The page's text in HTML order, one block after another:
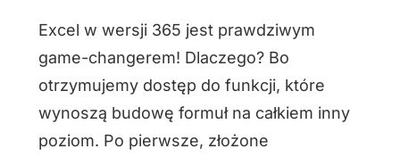
Excel w wersji 365 jest prawdziwym
game-changerem! Dlaczego? Bo
otrzymujemy dostęp do funkcji, które
wynoszą budowę formuł na całkiem inny
poziom. Po pierwsze, złożone